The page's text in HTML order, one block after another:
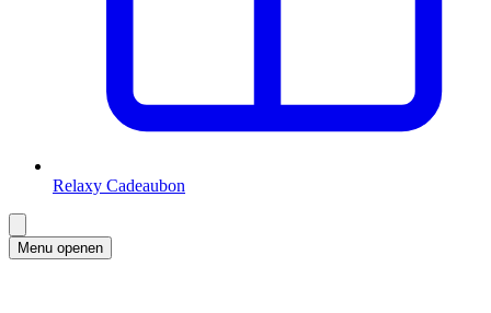
Relaxy Cadeaubon
Menu openen